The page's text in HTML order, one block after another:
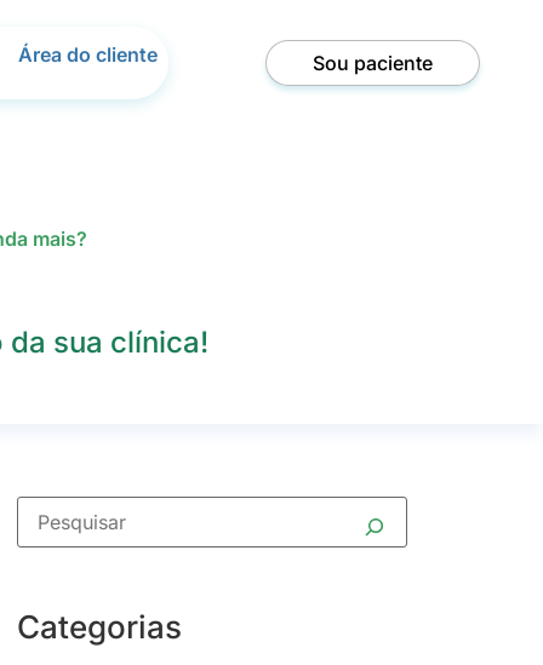
Área do cliente Sou paciente
mais?
sua clínica!
Categorias